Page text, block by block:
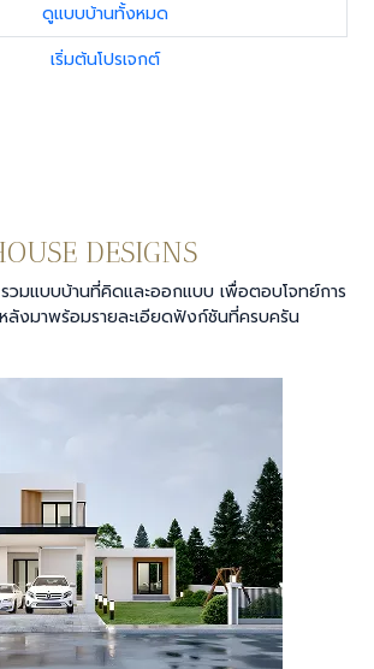
ดูแบบบ้านทั้งหมด
เริ่มต้นโปรเจกต์
DESIGNS
วมแบบบ้านที่คิดและออกแบบ เพื่อตอบโจทย์การ
ลังมาพร้อมรายละเอียดฟังก์ชันที่ครบครัน